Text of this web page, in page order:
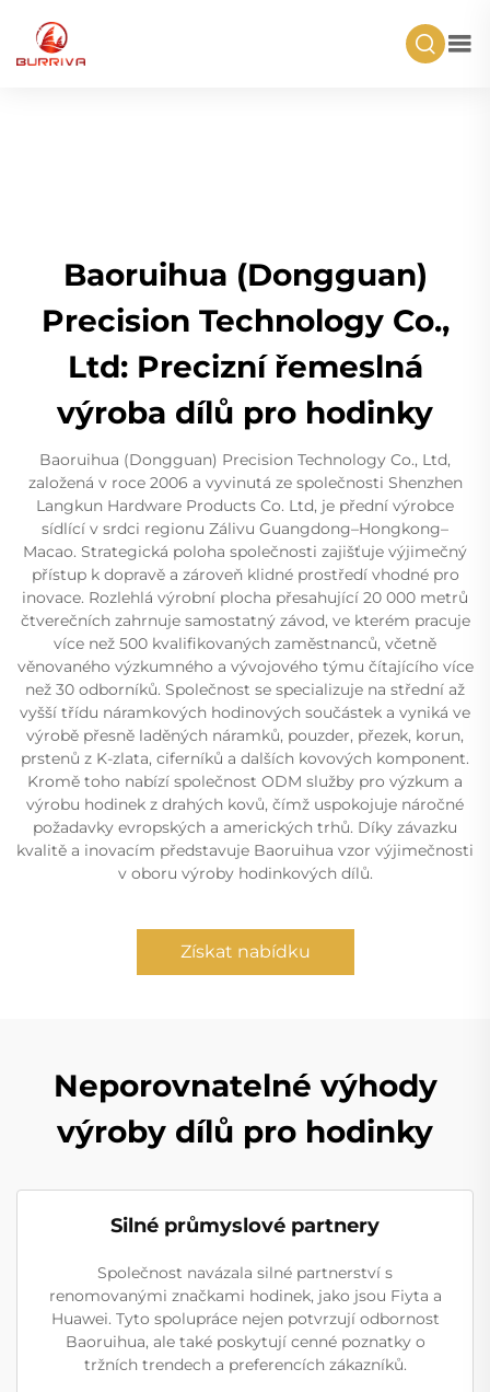
Baoruihua (Dongguan)
Precision Technology Co.,
Ltd: Precizní řemeslná
výroba dílů pro hodinky
Baoruihua (Dongguan) Precision Technology Co., Ltd,
založená v roce 2006 a vyvinutá ze společnosti Shenzhen
Langkun Hardware Products Co. Ltd, je přední výrobce
sídlící v srdci regionu Zálivu Guangdong–Hongkong–
Macao. Strategická poloha společnosti zajišťuje výjimečný
přístup k dopravě a zároveň klidné prostředí vhodné pro
inovace. Rozlehlá výrobní plocha přesahující 20 000 metrů
čtverečních zahrnuje samostatný závod, ve kterém pracuje
více než 500 kvalifikovaných zaměstnanců, včetně
věnovaného výzkumného a vývojového týmu čítajícího více
než 30 odborníků. Společnost se specializuje na střední až
vyšší třídu náramkových hodinových součástek a vyniká ve
výrobě přesně laděných náramků, pouzder, přezek, korun,
prstenů z K-zlata, ciferníků a dalších kovových komponent.
Kromě toho nabízí společnost ODM služby pro výzkum a
výrobu hodinek z drahých kovů, čímž uspokojuje náročné
požadavky evropských a amerických trhů. Díky závazku
kvalitě a inovacím představuje Baoruihua vzor výjimečnosti
v oboru výroby hodinkových dílů.
Získat nabídku
Neporovnatelné výhody
výroby dílů pro hodinky
Silné průmyslové partnery
Společnost navázala silné partnerství s
renomovanými značkami hodinek, jako jsou Fiyta a
Huawei. Tyto spolupráce nejen potvrzují odbornost
Baoruihua, ale také poskytují cenné poznatky o
tržních trendech a preferencích zákazníků.